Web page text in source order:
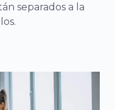
separados a la